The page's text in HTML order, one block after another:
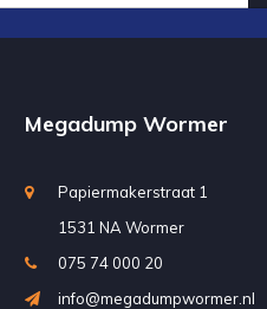
Megadump Wormer
Papiermakerstraat 1
1531 NA Wormer
075 74 000 20
info@megadumpwormer.nl